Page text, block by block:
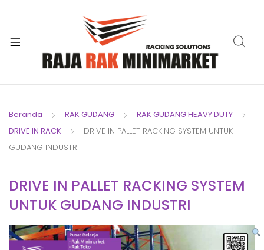
Beranda RAK GUDANG
RAK GUDANG HEAVY DUTY
DRIVE IN RACK
DRIVE IN PALLET RACKING SYSTEM UNTUK
GUDANG INDUSTRI
DRIVE IN PALLET RACKING SYSTEM
UNTUK GUDANG INDUSTRI